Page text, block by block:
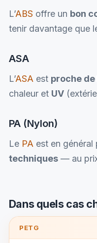
L’ABS offre un bon
tenir davantage que
ASA
L’ASA est proche de
chaleur et UV
PA (Nylon)
Le PA est en
techniques— au prix
Dans quels cas
PETG